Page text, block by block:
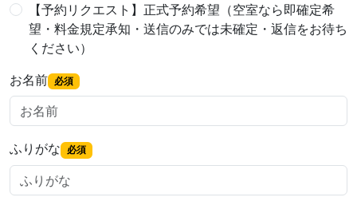
【予約リクエスト】正式予約希望（空室なら即確定希
望・料金規定承知・送信のみでは未確定・返信をお待ち
ください）
お名前 必須
ふりがな 必須